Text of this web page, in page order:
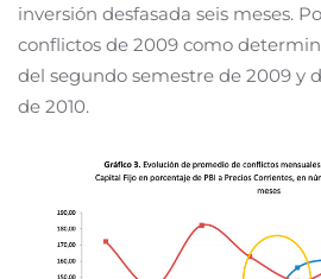
inversión desfasada seis meses.
conflictos de 2009 como
del segundo semestre de 2009 y
de 2010.